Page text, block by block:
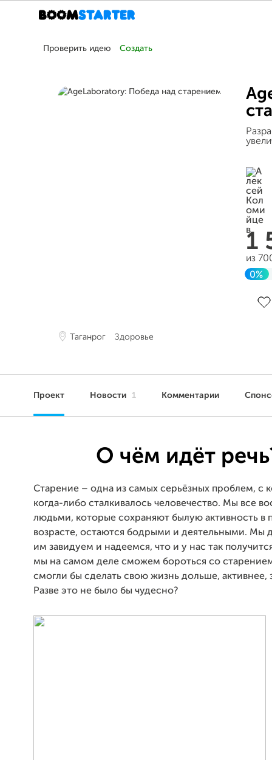
Проверить идею Создать
Таганрог Здоровье
1
из
0%
Проект Новости 1 Комментарии
О чём идёт
Старение – одна из самых серьёзных проблем, с
когда-либо сталкивалось человечество. Мы все
людьми, которые сохраняют былую активность в
возрасте, остаются бодрыми и деятельными. Мы
им завидуем и надеемся, что и у нас так
мы на самом деле сможем бороться со
смогли бы сделать свою жизнь дольше, активнее,
Разве это не было бы чудесно?